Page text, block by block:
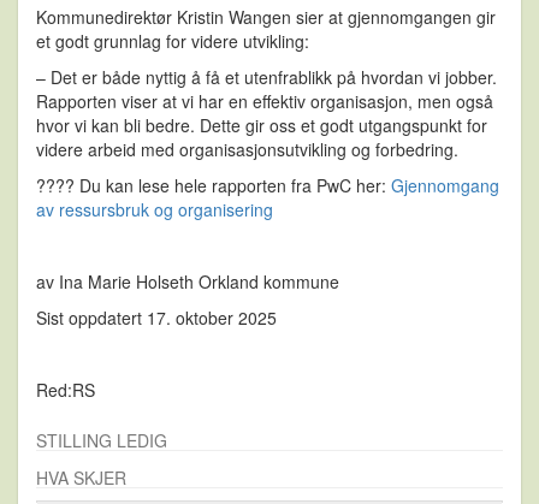
Kommunedirektør Kristin Wangen sier at gjennomgangen gir
et godt grunnlag for videre utvikling:
– Det er både nyttig å få et utenfrablikk på hvordan vi jobber.
Rapporten viser at vi har en effektiv organisasjon, men også
hvor vi kan bli bedre. Dette gir oss et godt utgangspunkt for
videre arbeid med organisasjonsutvikling og forbedring.
???? Du kan lese hele rapporten fra PwC her: Gjennomgang
av ressursbruk og organisering
av Ina Marie Holseth Orkland kommune
Sist oppdatert 17. oktober 2025
Red:RS
STILLING LEDIG
HVA SKJER